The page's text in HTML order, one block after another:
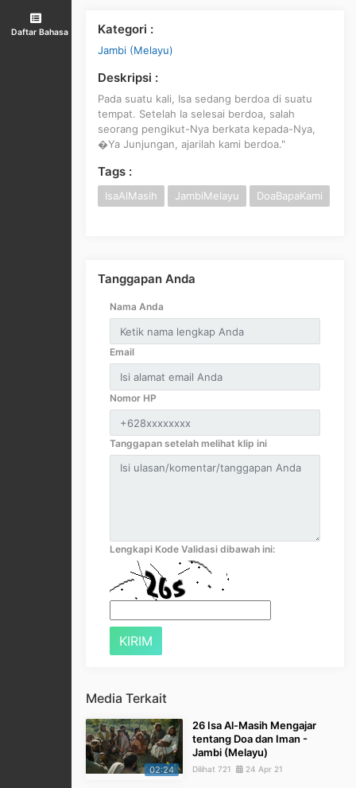
Daftar Bahasa Kategori :
Jambi (Melayu)
Deskripsi :
Pada suatu kali, Isa sedang berdoa di suatu
tempat. Setelah Ia selesai berdoa, salah
seorang pengikut-Nya berkata kepada-Nya,
�Ya Junjungan, ajarilah kami berdoa."
Tags :
IsaAlMasih JambiMelayu DoaBapaKami
Tanggapan Anda
Nama Anda
Email
Nomor HP
Tanggapan setelah melihat klip ini
Lengkapi Kode Validasi dibawah ini:
Media Terkait
02:24
26 Isa Al-Masih Mengajar
tentang Doa dan Iman -
Jambi (Melayu)
Dilihat 721 24 Apr 21